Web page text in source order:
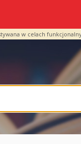
w celach